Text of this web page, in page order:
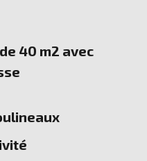
40 m2 avec